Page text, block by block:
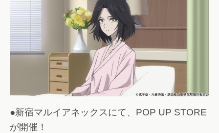
●新宿マルイアネックスにて、POP UP STORE
が開催！